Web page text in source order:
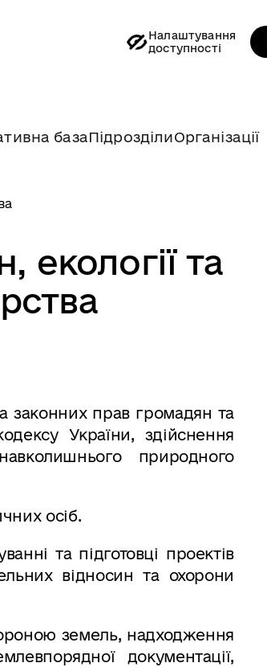
Налаштування
доступності
базаПідрозділиОрганізації
екології та
законних прав громадян та
України, здійснення
природного
осіб.
та підготовці проектів
відносин та охорони
земель, надходження
документації,